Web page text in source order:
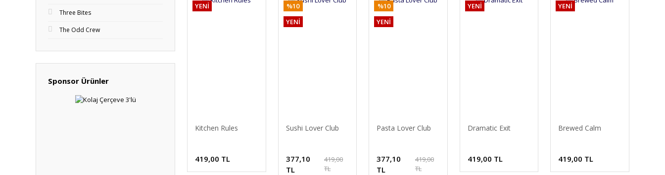
Three Bites
The Odd Crew
Sponsor Ürünler
YENİ
Kitchen Rules
419,00 TL
%10
YENİ
Sushi Lover Club
377,10
TL
419,00
TL
%10
YENİ
Pasta Lover Club
377,10
TL
419,00
TL
YENİ
Dramatic Exit
419,00 TL
YENİ
Brewed Calm
419,00 TL